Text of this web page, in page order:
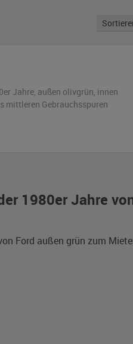
1980er Jahre
Ford außen grün zum
Jahre, außen olivgrün, innen
mittleren Gebrauchsspuren